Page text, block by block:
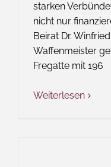
starken
nicht nur
Beirat Dr.
Waffenmeister
Fregatte mit 196
Weiterlesen